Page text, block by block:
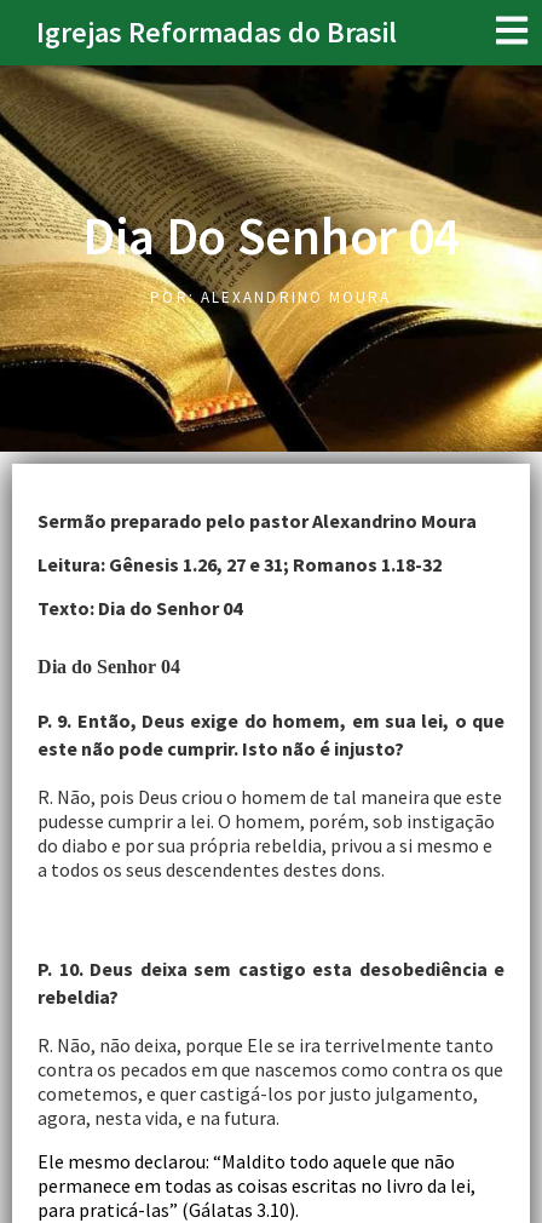
Igrejas Reformadas do Brasil
Dia Do Senhor 04
POR:ALEXANDRINO MOURA
Sermão preparado pelo pastor Alexandrino Moura
Leitura: Gênesis 1.26, 27 e 31; Romanos 1.18-32
Texto: Dia do Senhor04
Dia do Senhor 04
P. 9. Então, Deus exige do homem, em sua lei, o que
este não pode cumprir. Isto não é injusto?
R. Não, pois Deus criou o homem de tal maneira que este
pudesse cumprir a lei. O homem, porém, sob instigação
do diabo e por sua própria rebeldia, privou a si mesmo e
a todos os seus descendentes destes dons.
P. 10. Deus deixa sem castigo esta desobediência e
rebeldia?
R. Não, não deixa, porque Ele se ira terrivelmente tanto
contra os pecados em que nascemos como contra os que
cometemos, e quer castigá-los por justo julgamento,
agora, nesta vida, e na futura.
Ele mesmo declarou: “Maldito todo aquele que não
permanece em todas as coisas escritas no livro da lei,
para praticá-las” (Gálatas 3.10).